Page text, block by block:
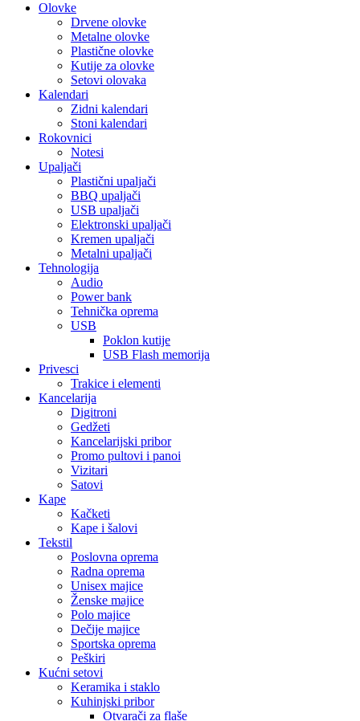
Olovke
Drvene olovke
Metalne olovke
Plastične olovke
Kutije za olovke
Setovi olovaka
Kalendari
Zidni kalendari
Stoni kalendari
Rokovnici
Notesi
Upaljači
Plastični upaljači
BBQ upaljači
USB upaljači
Elektronski upaljači
Kremen upaljači
Metalni upaljači
Tehnologija
Audio
Power bank
Tehnička oprema
USB
Poklon kutije
USB Flash memorija
Privesci
Trakice i elementi
Kancelarija
Digitroni
Gedžeti
Kancelarijski pribor
Promo pultovi i panoi
Vizitari
Satovi
Kape
Kačketi
Kape i šalovi
Tekstil
Poslovna oprema
Radna oprema
Unisex majice
Ženske majice
Polo majice
Dečije majice
Sportska oprema
Peškiri
Kućni setovi
Keramika i staklo
Kuhinjski pribor
Otvarači za flaše